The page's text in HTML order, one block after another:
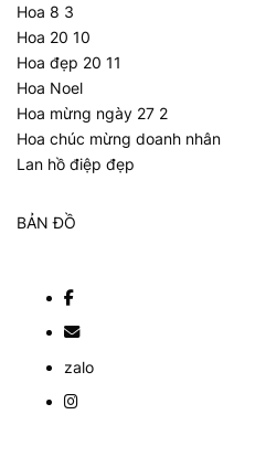
Hoa 8 3
Hoa 20 10
Hoa đẹp 20 11
Hoa Noel
Hoa mừng ngày 27 2
Hoa chúc mừng doanh nhân
Lan hồ điệp đẹp
BẢN ĐỒ
zalo